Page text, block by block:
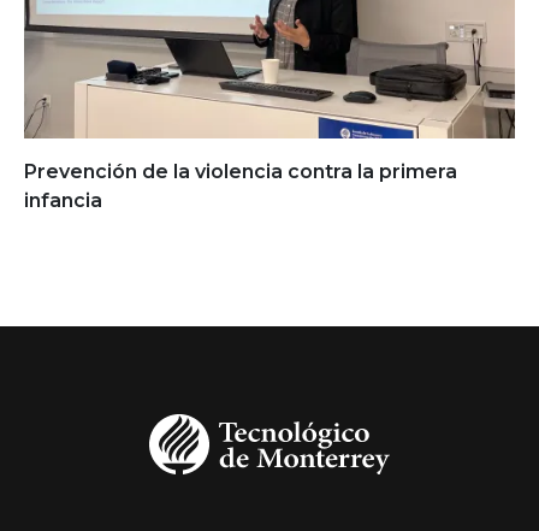
Prevención de la violencia contra la primera
infancia